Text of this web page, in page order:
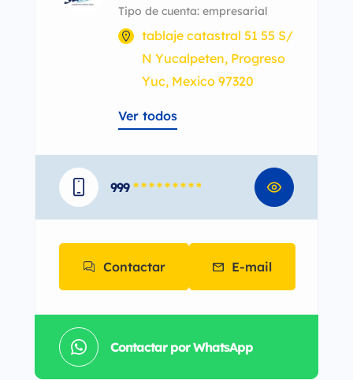
tipo de cuenta: empresarial
tablaje catastral 51 55 S/
N Yucalpeten, Progreso
Yuc, Mexico 97320
Ver todos
999 * * * * * * * * *
Contactar E-mail
Contactar por WhatsApp